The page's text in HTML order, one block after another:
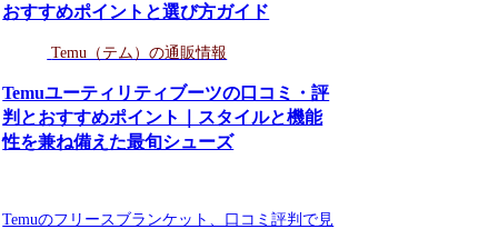
おすすめポイントと選び方ガイド
Temu（テム）の通販情報
Temuユーティリティブーツの口コミ・評
判とおすすめポイント｜スタイルと機能
性を兼ね備えた最旬シューズ
Temuのフリースブランケット、口コミ評判で見